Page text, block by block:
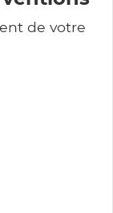
de votre